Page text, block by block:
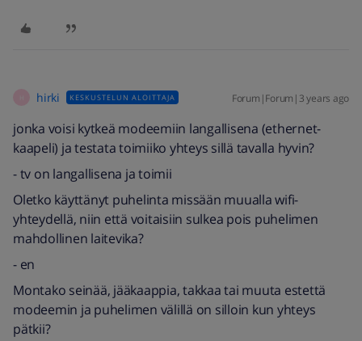
hirki KESKUSTELUN ALOITTAJA Forum|Forum|3 years ago
jonka voisi kytkeä modeemiin langallisena (ethernet-
kaapeli) ja testata toimiiko yhteys sillä tavalla hyvin?
- tv on langallisena ja toimii
Oletko käyttänyt puhelinta missään muualla wifi-
yhteydellä, niin että voitaisiin sulkea pois puhelimen
mahdollinen laitevika?
- en
Montako seinää, jääkaappia, takkaa tai muuta estettä
modeemin ja puhelimen välillä on silloin kun yhteys
pätkii?